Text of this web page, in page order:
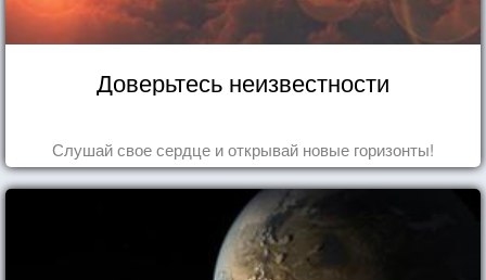
Доверьтесь неизвестности
Слушай свое сердце и открывай новые горизонты!